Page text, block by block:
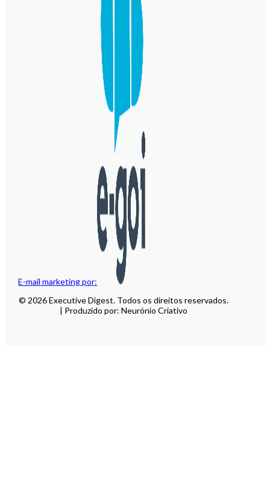
E-mail marketing por:
© 2026 Executive Digest. Todos os direitos reservados.
| Produzido por: Neurónio Criativo